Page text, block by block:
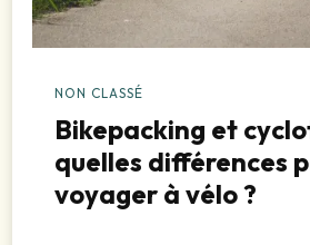
NON CLASSÉ
Bikepacking et
quelles différences
voyager à vélo ?